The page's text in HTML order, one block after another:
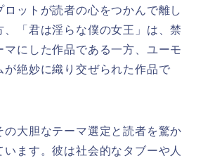
ロットが読者の心をつかんで離し
、「君は淫らな僕の女王」は、禁
マにした作品である一方、ユーモ
が絶妙に織り交ぜられた作品で
の大胆なテーマ選定と読者を驚か
ます。彼は社会的なタブーや人